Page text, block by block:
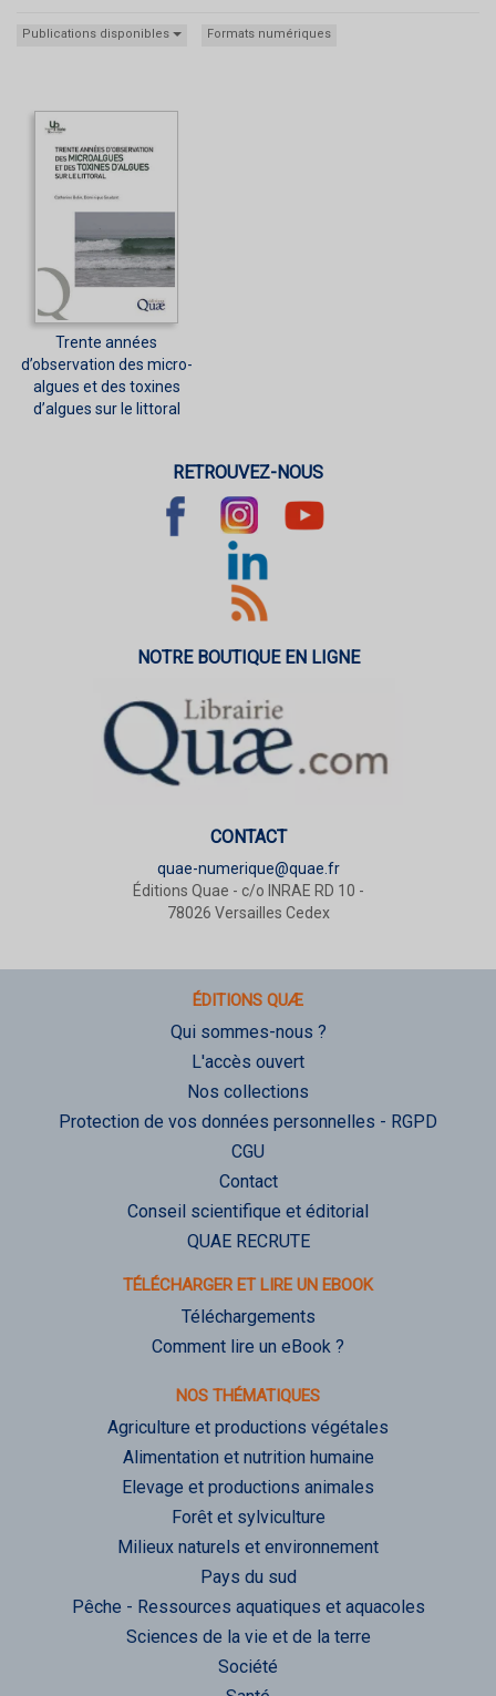
Publications disponibles Formats numériques
Trente années
d’observation des micro-
algues et des toxines
d’algues sur le littoral
RETROUVEZ-NOUS
NOTRE BOUTIQUE EN LIGNE
CONTACT
quae-numerique@quae.fr
Éditions Quae - c/o INRAE RD 10 -
78026 Versailles Cedex
ÉDITIONS QUÆ
Qui sommes-nous ?
L'accès ouvert
Nos collections
Protection de vos données personnelles - RGPD
CGU
Contact
Conseil scientifique et éditorial
QUAE RECRUTE
TÉLÉCHARGER ET LIRE UN EBOOK
Téléchargements
Comment lire un eBook ?
NOS THÉMATIQUES
Agriculture et productions végétales
Alimentation et nutrition humaine
Elevage et productions animales
Forêt et sylviculture
Milieux naturels et environnement
Pays du sud
Pêche - Ressources aquatiques et aquacoles
Sciences de la vie et de la terre
Société